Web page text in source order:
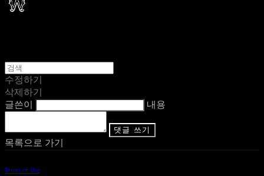
수정하기
삭제하기
글쓴이
내용
댓글 쓰기
목록으로 가기
Terms of Use